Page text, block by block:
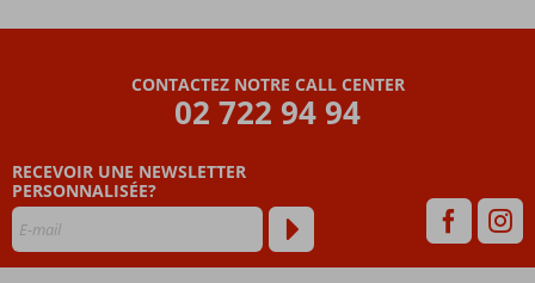
enfants
communicantes
pouvant
accueillir
jusqu'à 6
personnes.
CONTACTEZ NOTRE CALL CENTER
02 722 94 94
RECEVOIR UNE NEWSLETTER
PERSONNALISÉE?